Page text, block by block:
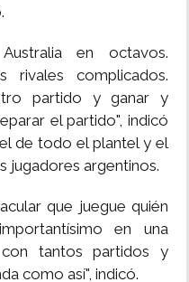
en octavos.
rivales complicados.
partido y ganar y
el partido", indicó
de todo el plantel y el
jugadores argentinos.
que juegue quién
en una
tantos partidos y
como así", indicó.